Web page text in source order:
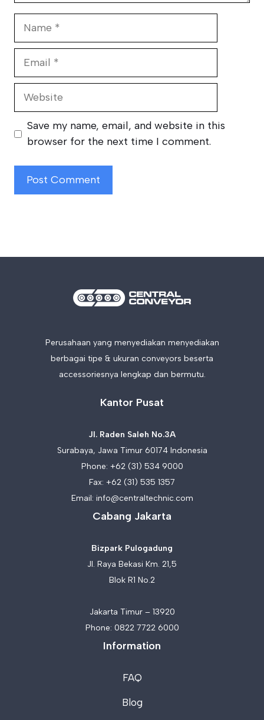
Website
Save my name, email, and website in this
browser for the next time I comment.
Perusahaan yang menyediakan menyediakan
berbagai tipe & ukuran conveyors beserta
accessoriesnya lengkap dan bermutu.
Kantor Pusat
Jl. Raden Saleh No.3A
Surabaya, Jawa Timur 60174 Indonesia
Phone: +62 (31) 534 9000
Fax: +62 (31) 535 1357
Email: info@centraltechnic.com
Cabang Jakarta
Bizpark Pulogadung
Jl. Raya Bekasi Km. 21,5
Blok R1 No.2
Jakarta Timur – 13920
Phone: 0822 7722 6000
Information
FAQ
Blog